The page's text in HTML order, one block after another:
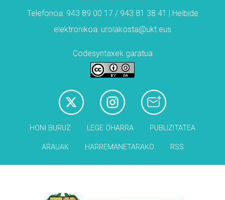
Telefonoa: 943 89 00 17 / 943 81 38 41 | Helbide
elektronikoa: urolakosta@ukt.eus
Codesyntaxek garatua
HONI BURUZ LEGE OHARRA PUBLIZITATEA
ARAUAK HARREMANETARAKO RSS